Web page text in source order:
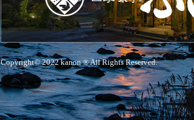
Copyright© 2022 kanon ® All Rights Reserved.